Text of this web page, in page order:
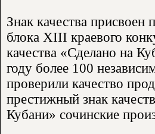
Знак качества присвоен
блока XIII краевого
качества «Сделано на
году более 100
проверили качество
престижный знак
Кубани» сочинские